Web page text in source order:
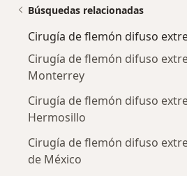
Búsquedas relacionadas
Cirugía de flemón difuso
Cirugía de flemón difuso
Monterrey
Cirugía de flemón difuso
Hermosillo
Cirugía de flemón difuso
de México